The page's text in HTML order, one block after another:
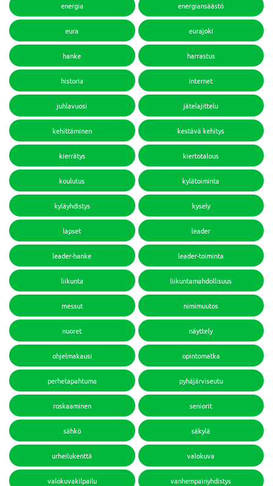
energia energiansäästö
eura eurajoki
hanke harrastus
historia internet
juhlavuosi jätelajittelu
kehittäminen kestävä kehitys
kierrätys kiertotalous
koulutus kylätoiminta
kyläyhdistys kysely
lapset leader
leader-hanke leader-toiminta
liikunta liikuntamahdollisuus
messut nimimuutos
nuoret näyttely
ohjelmakausi opintomatka
perhetapahtuma pyhäjärviseutu
roskaaminen seniorit
sähkö säkylä
urheilukenttä valokuva
valokuvakilpailu vanhempainyhdistys